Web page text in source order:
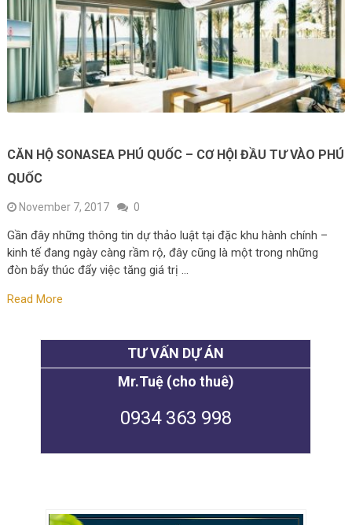
CĂN HỘ SONASEA PHÚ QUỐC – CƠ HỘI ĐẦU TƯ VÀO PHÚ
QUỐC
November 7, 2017 0
Gần đây những thông tin dự thảo luật tại đặc khu hành chính –
kinh tế đang ngày càng rầm rộ, đây cũng là một trong những
đòn bẩy thúc đẩy việc tăng giá trị …
Read More
TƯ VẤN DỰ ÁN
Mr.Tuệ (cho thuê)
0934 363 998